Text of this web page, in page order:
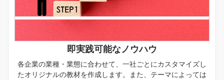
即実践可能なノウハウ
各企業の業種・業態に合わせて、一社ごとにカスタマイズし
たオリジナルの教材を作成します。また、テーマによっては